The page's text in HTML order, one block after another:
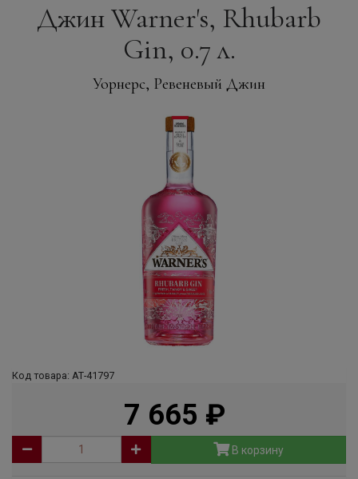
Джин Warner's, Rhubarb
Gin, 0.7 л.
Уорнерс, Ревеневый Джин
Код товара: АТ-41797
7 665
В корзину